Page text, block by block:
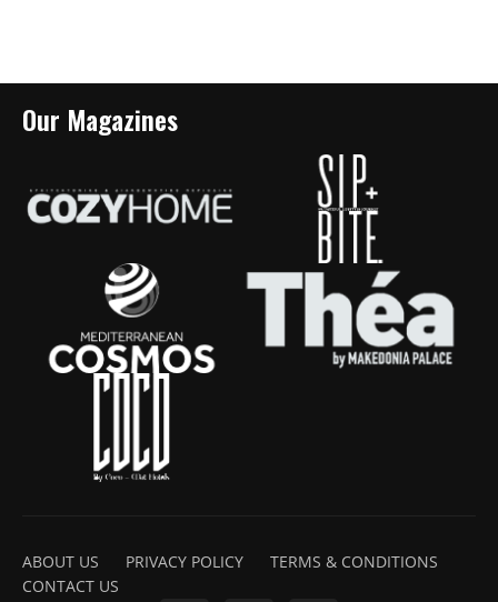
Our Magazines
ABOUT US PRIVACY POLICY
TERMS & CONDITIONS
CONTACT US